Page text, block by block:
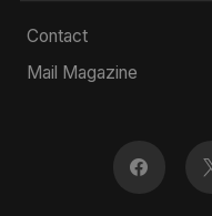
Contact
Mail Magazine